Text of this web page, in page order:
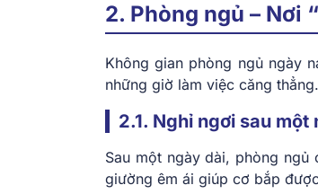
2. Phòng ngủ – Nơi
Không gian phòng ngủ ngày
những giờ làm việc căng thẳng.
2.1. Nghỉ ngơi sau một
Sau một ngày dài, phòng
giường êm ái giúp cơ bắp